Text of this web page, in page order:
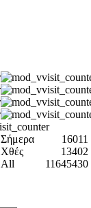
Σήμερα
16011
Χθές
13402
All
11645430